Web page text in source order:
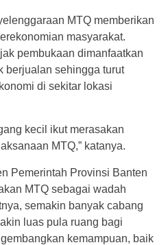
MTQ memberikan
masyarakat.
pembukaan dimanfaatkan
berjualan sehingga turut
di sekitar lokasi
kecil ikut merasakan
MTQ,” katanya.
Pemerintah Provinsi Banten
MTQ sebagai wadah
semakin banyak cabang
luas pula ruang bagi
kemampuan, baik